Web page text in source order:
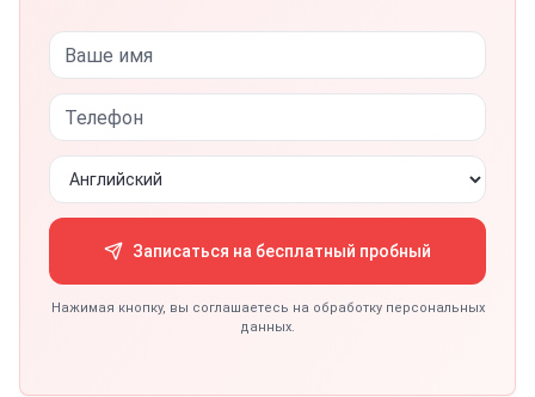
Записаться на бесплатный пробный
Нажимая кнопку, вы соглашаетесь на обработку персональных
данных.